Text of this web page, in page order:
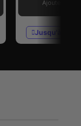
Ajouter
Jusqu'à -